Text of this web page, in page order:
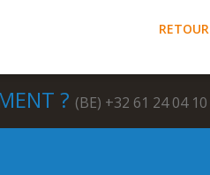
RETOUR
? (BE) +32 61 24 04 10